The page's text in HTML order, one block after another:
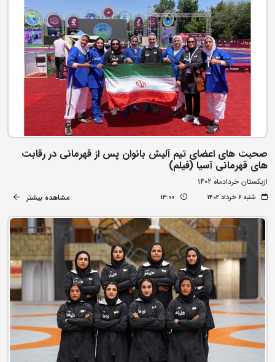
صحبت های اعضای تیم آلیش بانوان پس از قهرمانی در رقابت
های قهرمانی آسیا (فیلم)
ازبکستان خردادماه 1402
شنبه ۶ خرداد ۱۴۰۲ 13:00 مشاهده بیشتر